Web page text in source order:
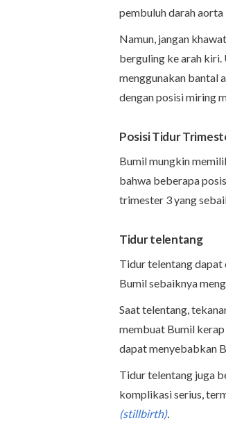
pembuluh darah aorta
Namun, jangan
berguling ke arah kiri.
menggunakan bantal
dengan posisi miring
Posisi Tidur
Bumil mungkin
bahwa beberapa
trimester 3 yang
Tidur telentang
Tidur telentang dapat
Bumil sebaiknya
Saat telentang,
membuat Bumil kerap
dapat menyebabkan
Tidur telentang juga
komplikasi serius,
(stillbirth).